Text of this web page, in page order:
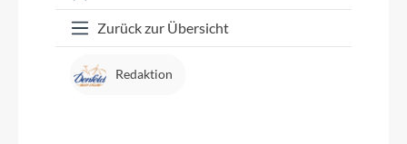
Zurück zur Übersicht
Redaktion